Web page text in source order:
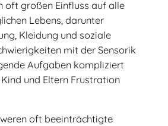
oft großen Einfluss auf alle
Lebens, darunter
Kleidung und soziale
mit der Sensorik
Aufgaben kompliziert
und Eltern Frustration
oft beeinträchtigte